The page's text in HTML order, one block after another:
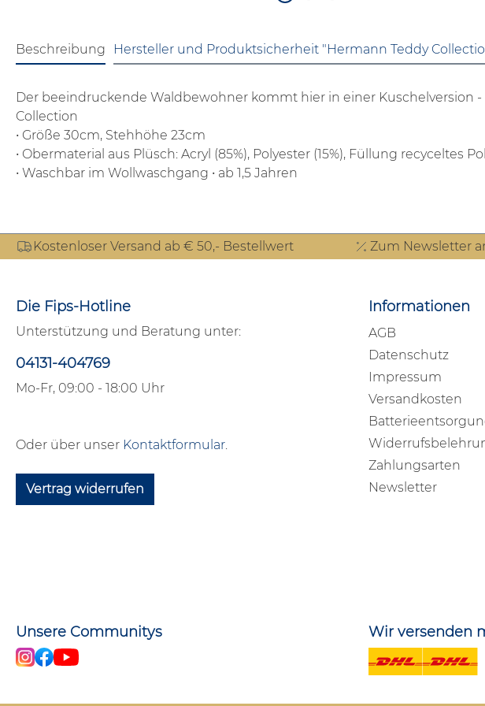
Beschreibung Hersteller und Produktsicherheit "Hermann Teddy
Der beeindruckende Waldbewohner kommt hier in einer Kuschelversion
Collection
• Größe 30cm, Stehhöhe 23cm
• Obermaterial aus Plüsch: Acryl (85%), Polyester (15%), Füllung recyceltes
• Waschbar im Wollwaschgang • ab 1,5 Jahren
Kostenloser Versand ab € 50,- Bestellwert Zum Newsletter
Die Fips-Hotline
Unterstützung und Beratung unter:
04131-404769
Mo-Fr, 09:00 - 18:00 Uhr
Oder über unser Kontaktformular.
Vertrag widerrufen
Informationen
AGB
Datenschutz
Impressum
Versandkosten
Zahlungsarten
Newsletter
Unsere Communitys Wir versenden